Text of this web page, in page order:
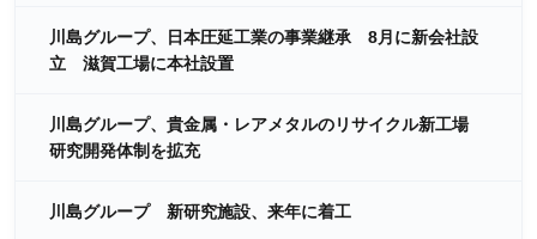
川島グループ、日本圧延工業の事業継承 8月に新会社設
立 滋賀工場に本社設置
川島グループ、貴金属・レアメタルのリサイクル新工場
研究開発体制を拡充
川島グループ 新研究施設、来年に着工